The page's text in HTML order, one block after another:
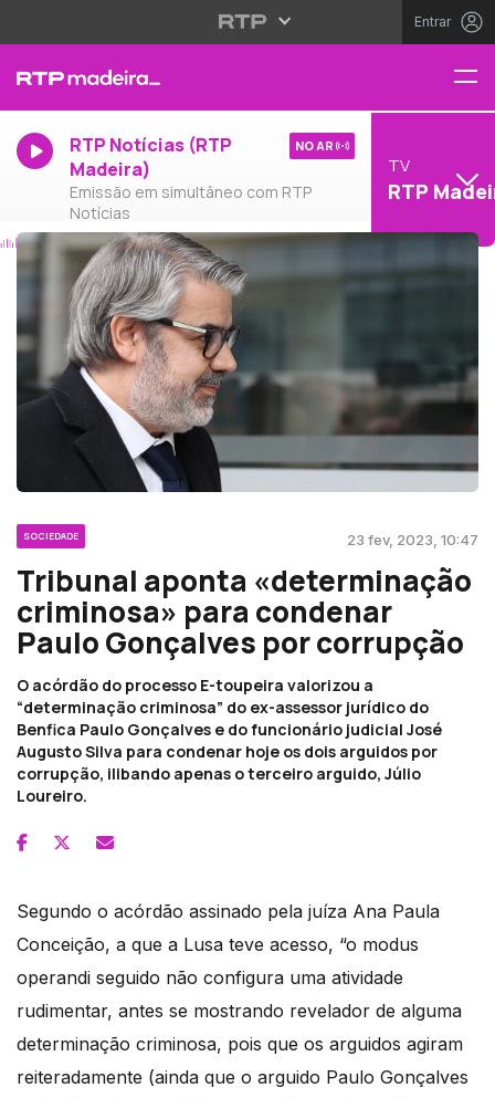
Entrar
RTP Notícias (RTP
Madeira)
Emissão em simultâneo com RTP
Notícias
NO AR
TV
RTP
SOCIEDADE 23 fev, 2023, 10:47
Tribunal aponta «determinação
criminosa» para condenar
Paulo Gonçalves por corrupção
O acórdão do processo E-toupeira valorizou a
“determinação criminosa” do ex-assessor jurídico do
Benfica Paulo Gonçalves e do funcionário judicial José
Augusto Silva para condenar hoje os dois arguidos por
corrupção, ilibando apenas o terceiro arguido, Júlio
Loureiro.
Segundo o acórdão assinado pela juíza Ana Paula
Conceição, a que a Lusa teve acesso, “o modus
operandi seguido não configura uma atividade
rudimentar, antes se mostrando revelador de alguma
determinação criminosa, pois que os arguidos agiram
reiteradamente (ainda que o arguido Paulo Gonçalves